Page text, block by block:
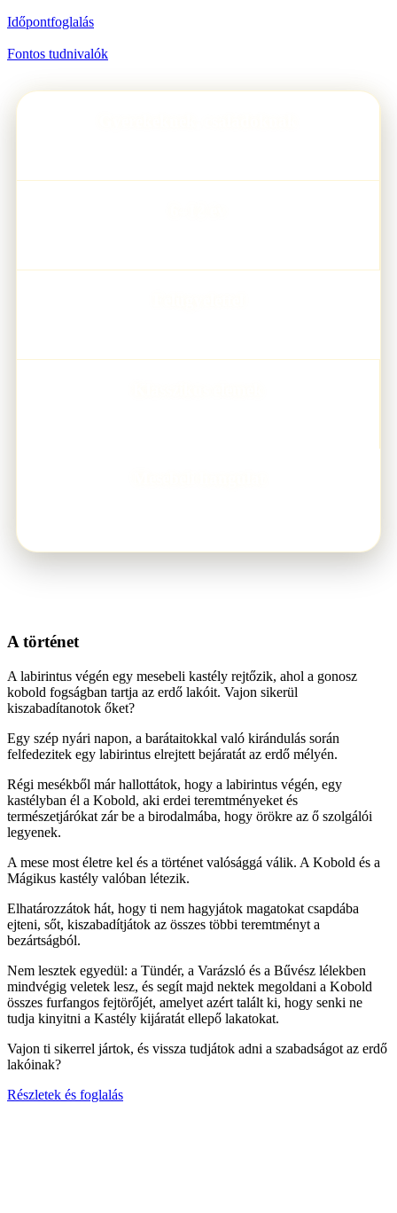
Időpontfoglalás
Fontos tudnivalók
A történet
A labirintus végén egy mesebeli kastély rejtőzik, ahol a gonosz
kobold fogságban tartja az erdő lakóit. Vajon sikerül
kiszabadítanotok őket?
Egy szép nyári napon, a barátaitokkal való kirándulás során
felfedezitek egy labirintus elrejtett bejáratát az erdő mélyén.
Régi mesékből már hallottátok, hogy a labirintus végén, egy
kastélyban él a Kobold, aki erdei teremtményeket és
természetjárókat zár be a birodalmába, hogy örökre az ő szolgálói
legyenek.
A mese most életre kel és a történet valósággá válik. A Kobold és a
Mágikus kastély valóban létezik.
Elhatározzátok hát, hogy ti nem hagyjátok magatokat csapdába
ejteni, sőt, kiszabadítjátok az összes többi teremtményt a
bezártságból.
Nem lesztek egyedül: a Tündér, a Varázsló és a Bűvész lélekben
mindvégig veletek lesz, és segít majd nektek megoldani a Kobold
összes furfangos fejtörőjét, amelyet azért talált ki, hogy senki ne
tudja kinyitni a Kastély kijáratát ellepő lakatokat.
Vajon ti sikerrel jártok, és vissza tudjátok adni a szabadságot az erdő
lakóinak?
Részletek és foglalás